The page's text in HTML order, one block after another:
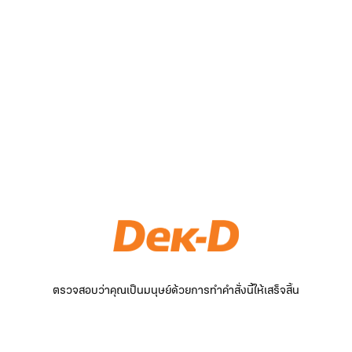
ตรวจสอบว่าคุณเป็นมนุษย์ด้วยการทำคำสั่งนี้ให้เสร็จสิ้น